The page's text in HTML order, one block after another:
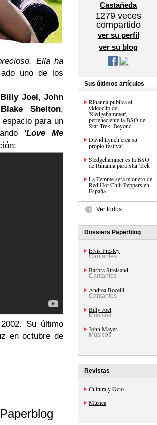
Ella ha
uno de los
Billy Joel, John
Blake Shelton,
para un
'Love Me
Su último
en octubre de
Castañeda
1279 veces
compartido
ver su perfil
ver su blog
Sus últimos artículos
Rihanna publica el
videoclip de
'Sledgehammer',
perteneciente la BSO de
Star Trek: Beyond
David Lynch crea su
propio festival
Sledgehammer es la BSO
de Rihanna para Star Trek
La Femme será telonero de
Red Hot Chili Peppers en
España
Ver todos
Dossiers Paperblog
Elvis Presley
Cantantes
Barbra Streisand
Cantantes
Andrea Bocelli
Cantantes
Billy Joel
Músicos
John Mayer
Músicos
Revistas
Cultura y Ocio
Música